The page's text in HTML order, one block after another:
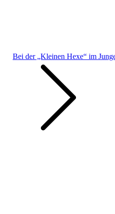
Bei der „Kleinen Hexe“ im